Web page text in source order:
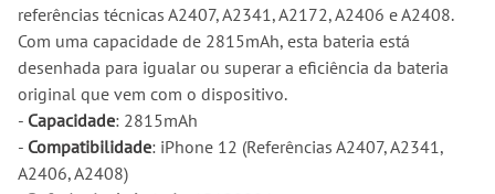
referências técnicas A2407, A2341, A2172, A2406 e A2408.
Com uma capacidade de 2815mAh, esta bateria está
desenhada para igualar ou superar a eficiência da bateria
original que vem com o dispositivo.
- Capacidade: 2815mAh
- Compatibilidade: iPhone 12 (Referências A2407, A2341,
A2406, A2408)